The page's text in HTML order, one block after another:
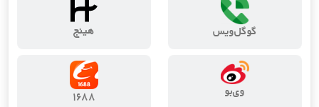
گوگل‌ویس هینج
وی‌بو ۱۶۸۸